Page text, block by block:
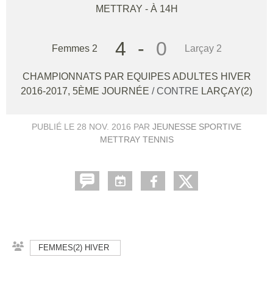
METTRAY - À 14H
Femmes 2 4 - 0 Larçay 2
CHAMPIONNATS PAR EQUIPES ADULTES HIVER
2016-2017, 5ÈME JOURNÉE / CONTRE LARÇAY(2)
PUBLIÉ LE 28 NOV. 2016 PAR JEUNESSE SPORTIVE
METTRAY TENNIS
FEMMES(2) HIVER